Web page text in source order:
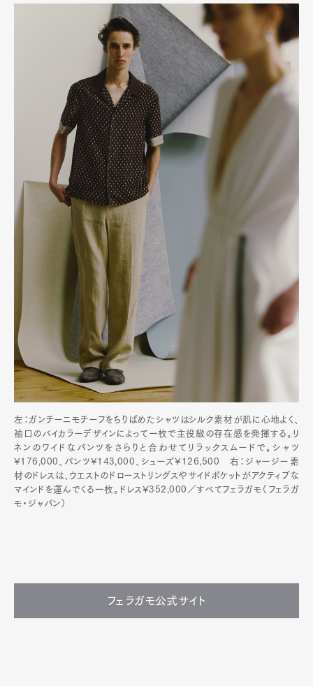
左：ガンチーニモチーフをちりばめたシャツはシルク素材が肌に心地よく、
袖口のバイカラーデザインによって一枚で主役級の存在感を発揮する。リ
ネンのワイドなパンツをさらりと合わせてリラックスムードで。シャツ
¥176,000、パンツ¥143,000、シューズ¥126,500 右：ジャージー素
材のドレスは、ウエストのドローストリングスやサイドポケットがアクティブな
マインドを運んでくる一枚。ドレス¥352,000／すべてフェラガモ（フェラガ
モ・ジャパン）
フェラガモ公式サイト